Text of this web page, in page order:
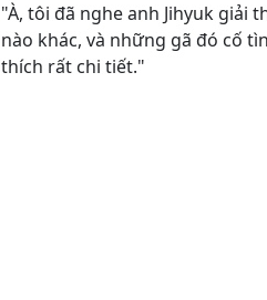
"À, tôi đã nghe anh Jihyuk giải
nào khác, và những gã đó cố
thích rất chi tiết."